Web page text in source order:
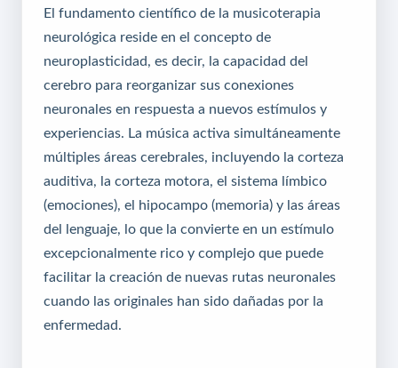
El fundamento científico de la musicoterapia
neurológica reside en el concepto de
neuroplasticidad, es decir, la capacidad del
cerebro para reorganizar sus conexiones
neuronales en respuesta a nuevos estímulos y
experiencias. La música activa simultáneamente
múltiples áreas cerebrales, incluyendo la corteza
auditiva, la corteza motora, el sistema límbico
(emociones), el hipocampo (memoria) y las áreas
del lenguaje, lo que la convierte en un estímulo
excepcionalmente rico y complejo que puede
facilitar la creación de nuevas rutas neuronales
cuando las originales han sido dañadas por la
enfermedad.